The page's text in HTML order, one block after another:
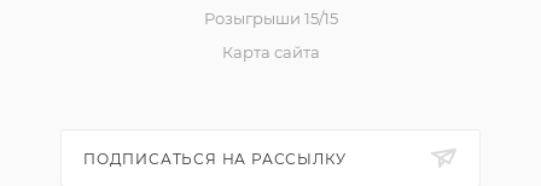
Розыгрыши 15/15
Карта сайта
ПОДПИСАТЬСЯ НА РАССЫЛКУ